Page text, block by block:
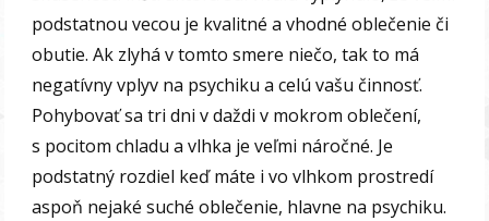
podstatnou vecou je kvalitné a vhodné oblečenie či
obutie. Ak zlyhá v tomto smere niečo, tak to má
negatívny vplyv na psychiku a celú vašu činnosť.
Pohybovať sa tri dni v daždi v mokrom oblečení,
s pocitom chladu a vlhka je veľmi náročné. Je
podstatný rozdiel keď máte i vo vlhkom prostredí
aspoň nejaké suché oblečenie, hlavne na psychiku.